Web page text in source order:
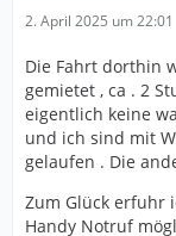
2. April 2025 um 22:01
Die Fahrt dorthin
gemietet , ca . 2
eigentlich keine
und ich sind mit
gelaufen . Die
Zum Glück erfuhr
Handy Notruf